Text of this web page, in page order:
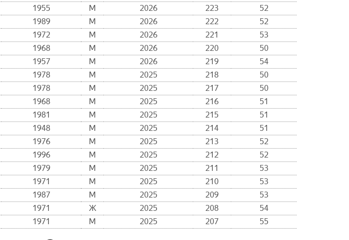
1955 М 2026 223
52
1989 М 2026 222
52
1972 М 2026 221
53
1968 М 2026 220
50
1957 М 2026 219
54
1978 М 2025 218
50
1978 М 2025 217
50
1968 М 2025 216
51
1981 М 2025 215
51
1948 М 2025 214
51
1976 М 2025 213
52
1996 М 2025 212
52
1979 М 2025 211
53
1971 М 2025 210
53
1987 М 2025 209
53
1971 Ж 2025 208
54
1971 М 2025 207 55